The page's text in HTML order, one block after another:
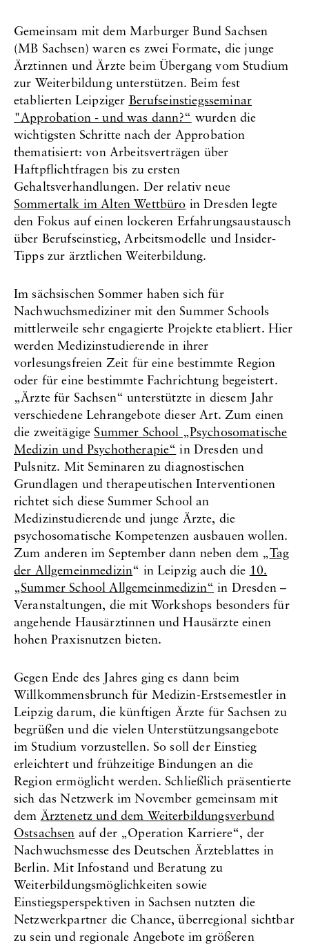
1
v
o
n
5
o
r
h
e
i
g
e
n
S
l
i
d
w
e
c
s
e
l
n
h
e
c
Gemeinsam mit dem Marburger Bund Sachsen
(MB Sachsen) waren es zwei Formate, die junge
Ärztinnen und Ärzte beim Übergang vom Studium
zur Weiterbildung unterstützen. Beim fest
etablierten Leipziger Berufseinstiegsseminar
"Approbation - und was dann?“ wurden die
wichtigsten Schritte nach der Approbation
thematisiert: von Arbeitsverträgen über
Haftpflichtfragen bis zu ersten
Gehaltsverhandlungen. Der relativ neue
Sommertalk im Alten Wettbüro in Dresden legte
den Fokus auf einen lockeren Erfahrungsaustausch
über Berufseinstieg, Arbeitsmodelle und Insider-
Tipps zur ärztlichen Weiterbildung.
Im sächsischen Sommer haben sich für
Nachwuchsmediziner mit den Summer Schools
mittlerweile sehr engagierte Projekte etabliert. Hier
werden Medizinstudierende in ihrer
vorlesungsfreien Zeit für eine bestimmte Region
oder für eine bestimmte Fachrichtung begeistert.
„Ärzte für Sachsen“ unterstützte in diesem Jahr
verschiedene Lehrangebote dieser Art. Zum einen
die zweitägige Summer School „Psychosomatische
Medizin und Psychotherapie“ in Dresden und
Pulsnitz. Mit Seminaren zu diagnostischen
Grundlagen und therapeutischen Interventionen
richtet sich diese Summer School an
Medizinstudierende und junge Ärzte, die
psychosomatische Kompetenzen ausbauen wollen.
Zum anderen im September dann neben dem „Tag
der Allgemeinmedizin“ in Leipzig auch die 10.
„Summer School Allgemeinmedizin“ in Dresden –
Veranstaltungen, die mit Workshops besonders für
angehende Hausärztinnen und Hausärzte einen
hohen Praxisnutzen bieten.
Gegen Ende des Jahres ging es dann beim
Willkommensbrunch für Medizin-Erstsemestler in
Leipzig darum, die künftigen Ärzte für Sachsen zu
begrüßen und die vielen Unterstützungsangebote
im Studium vorzustellen. So soll der Einstieg
erleichtert und frühzeitige Bindungen an die
Region ermöglicht werden. Schließlich präsentierte
sich das Netzwerk im November gemeinsam mit
dem Ärztenetz und dem Weiterbildungsverbund
Ostsachsen auf der „Operation Karriere“, der
Nachwuchsmesse des Deutschen Ärzteblattes in
Berlin. Mit Infostand und Beratung zu
Weiterbildungsmöglichkeiten sowie
Einstiegsperspektiven in Sachsen nutzten die
Netzwerkpartner die Chance, überregional sichtbar
zu sein und regionale Angebote im größeren